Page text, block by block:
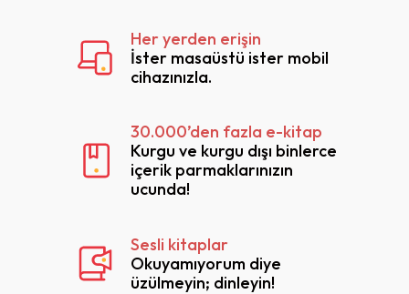
Her yerden erişin
İster masaüstü ister mobil
cihazınızla.
30.000’den fazla e-kitap
Kurgu ve kurgu dışı binlerce
içerik parmaklarınızın
ucunda!
Sesli kitaplar
Okuyamıyorum diye
üzülmeyin; dinleyin!